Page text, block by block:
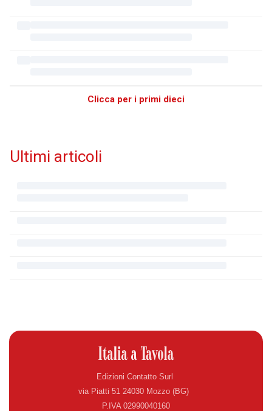
Clicca per i primi dieci
Ultimi articoli
Edizioni Contatto Surl
via Piatti 51 24030 Mozzo (BG)
P.IVA 02990040160